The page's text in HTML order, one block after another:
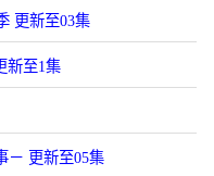
更新至03集
新至1集
－ 更新至05集